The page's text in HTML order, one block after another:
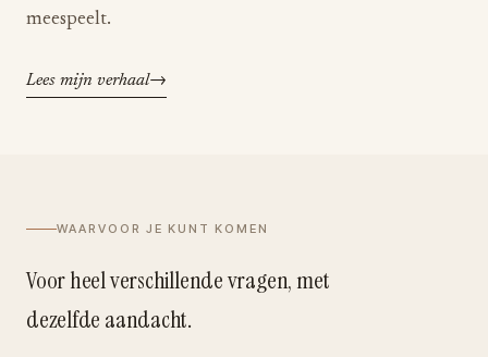
meespeelt.
Lees mijn verhaal
WAARVOOR JE KUNT KOMEN
Voor heel verschillende vragen, met
dezelfde aandacht.